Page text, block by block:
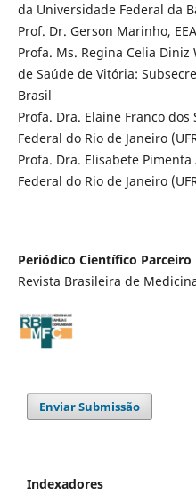
da Universidade Federal da
Prof. Dr. Gerson Marinho,
Profa. Ms. Regina Celia
de Saúde de Vitória:
Brasil
Profa. Dra. Elaine Franco
Federal do Rio de Janeiro
Profa. Dra. Elisabete
Federal do Rio de Janeiro
Periódico Científico Parceiro
Revista Brasileira de
Enviar Submissão
Indexadores